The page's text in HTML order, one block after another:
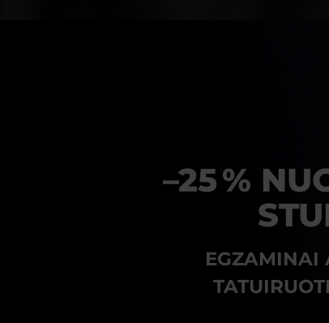
–25 %
EGZAMINAI